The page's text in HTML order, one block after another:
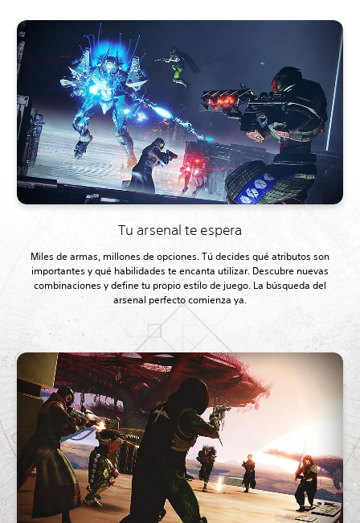
Tu arsenal te espera
Miles de armas, millones de opciones. Tú decides qué atributos son
importantes y qué habilidades te encanta utilizar. Descubre nuevas
combinaciones y define tu propio estilo de juego. La búsqueda del
arsenal perfecto comienza ya.